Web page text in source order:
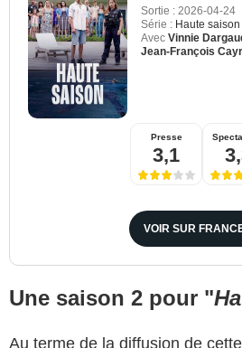
Sortie : 2026-04-24
Série : Haute saison
Avec Vinnie
Jean-François
Presse
3,1
VOIR SUR
Une saison 2 pour "
Au terme de la diffusion de